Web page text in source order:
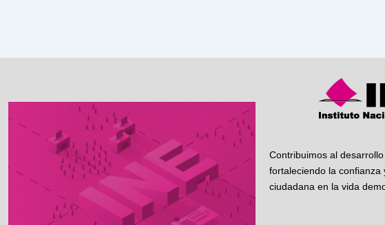
Contribuimos al
fortaleciendo la confianza
ciudadana en la vida